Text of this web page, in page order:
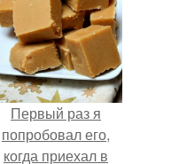
Первый раз я
попробовал его,
когда приехал в